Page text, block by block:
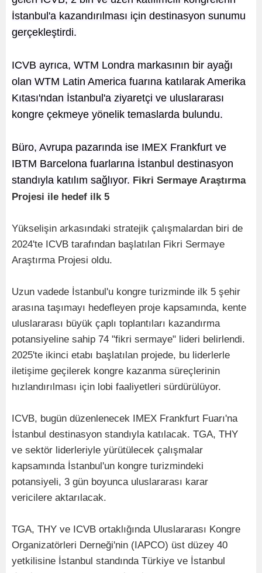
İstanbul'a kazandırılması için destinasyon sunumu
gerçekleştirdi.
ICVB ayrıca, WTM Londra markasının bir ayağı
olan WTM Latin America fuarına katılarak Amerika
Kıtası'ndan İstanbul'a ziyaretçi ve uluslararası
kongre çekmeye yönelik temaslarda bulundu.
Büro, Avrupa pazarında ise IMEX Frankfurt ve
IBTM Barcelona fuarlarına İstanbul destinasyon
standıyla katılım sağlıyor. Fikri Sermaye Araştırma
Projesi ile hedef ilk 5
Yükselişin arkasındaki stratejik çalışmalardan biri de
2024'te ICVB tarafından başlatılan Fikri Sermaye
Araştırma Projesi oldu.
Uzun vadede İstanbul'u kongre turizminde ilk 5 şehir
arasına taşımayı hedefleyen proje kapsamında, kente
uluslararası büyük çaplı toplantıları kazandırma
potansiyeline sahip 74 "fikri sermaye" lideri belirlendi.
2025'te ikinci etabı başlatılan projede, bu liderlerle
iletişime geçilerek kongre kazanma süreçlerinin
hızlandırılması için lobi faaliyetleri sürdürülüyor.
ICVB, bugün düzenlenecek IMEX Frankfurt Fuarı'na
İstanbul destinasyon standıyla katılacak. TGA, THY
ve sektör liderleriyle yürütülecek çalışmalar
kapsamında İstanbul'un kongre turizmindeki
potansiyeli, 3 gün boyunca uluslararası karar
vericilere aktarılacak.
TGA, THY ve ICVB ortaklığında Uluslararası Kongre
Organizatörleri Derneği'nin (IAPCO) üst düzey 40
yetkilisine İstanbul standında Türkiye ve İstanbul